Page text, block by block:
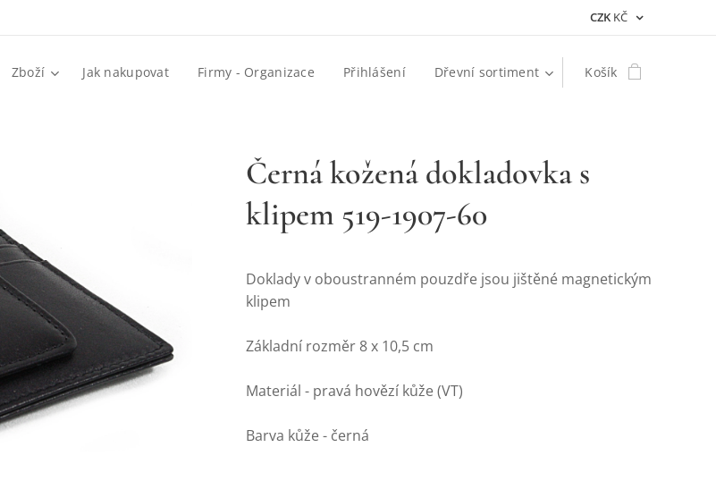
CZK KČ
Zboží Jak nakupovat Firmy - Organizace Přihlášení Dřevní sortiment Košík
Černá kožená dokladovka s
klipem 519-1907-60
Doklady v oboustranném pouzdře jsou jištěné magnetickým
klipem
Základní rozměr 8 x 10,5 cm
Materiál - pravá hovězí kůže (VT)
Barva kůže - černá